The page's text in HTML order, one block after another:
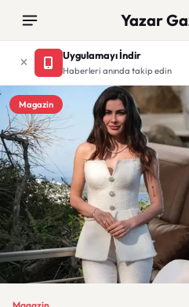
Yazar
Uygulamayı İndir
Haberleri anında takip edin
Magazin